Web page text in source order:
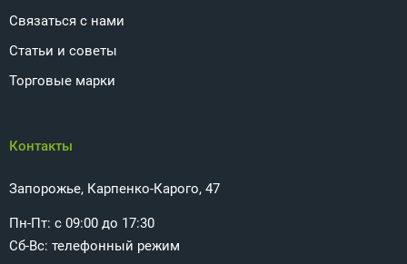
Связаться с нами
Статьи и советы
Торговые марки
Контакты
Запорожье, Карпенко-Карого, 47
Пн-Пт: с 09:00 до 17:30
Сб-Вс: телефонный режим